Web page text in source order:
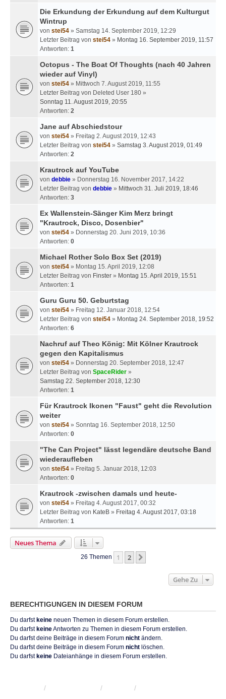
Die Erkundung der Erkundung auf dem Kulturgut
Wintrup
von stei54 » Samstag 14. September 2019, 12:29
Letzter Beitrag von stei54 » Montag 16. September 2019, 11:57
Antworten: 1
Octopus - The Boat Of Thoughts (nach 40 Jahren
wieder auf Vinyl)
von stei54 » Mittwoch 7. August 2019, 11:55
Letzter Beitrag von Deleted User 180 »
Sonntag 11. August 2019, 20:55
Antworten: 2
Jane auf Abschiedstour
von stei54 » Freitag 2. August 2019, 12:43
Letzter Beitrag von stei54 » Samstag 3. August 2019, 01:49
Antworten: 2
Krautrock auf YouTube
von debbie » Donnerstag 16. November 2017, 14:22
Letzter Beitrag von debbie » Mittwoch 31. Juli 2019, 18:46
Antworten: 3
Ex Wallenstein-Sänger Kim Merz bringt
"Krautrock, Disco, Dosenbier"
von stei54 » Donnerstag 20. Juni 2019, 10:36
Antworten: 0
Michael Rother Solo Box Set (2019)
von stei54 » Montag 15. April 2019, 12:08
Letzter Beitrag von Finster » Montag 15. April 2019, 15:51
Antworten: 1
Guru Guru 50. Geburtstag
von stei54 » Freitag 12. Januar 2018, 12:54
Letzter Beitrag von stei54 » Montag 24. September 2018, 19:52
Antworten: 6
Nachruf auf Theo König: Mit Kölner Krautrock
gegen den Kapitalismus
von stei54 » Donnerstag 20. September 2018, 12:47
Letzter Beitrag von SpaceRider »
Samstag 22. September 2018, 12:30
Antworten: 1
Für Krautrock Ikonen "Faust" geht die Revolution
weiter
von stei54 » Sonntag 16. September 2018, 12:50
Antworten: 0
"The Can Project" lässt legendäre deutsche Band
wiederaufleben
von stei54 » Freitag 5. Januar 2018, 12:03
Antworten: 0
Krautrock -zwischen damals und heute-
von stei54 » Freitag 4. August 2017, 00:32
Letzter Beitrag von KateB » Freitag 4. August 2017, 03:18
Antworten: 1
Neues Thema
26 Themen 1 2
Gehe Zu
BERECHTIGUNGEN IN DIESEM FORUM
Du darfstkeine neuen Themen in diesem Forum erstellen.
Du darfstkeineAntworten zu Themen in diesem Forum erstellen.
Du darfst deine Beiträge in diesem Forum nicht ändern.
Du darfst deine Beiträge in diesem Forum nicht löschen.
Du darfstkeine Dateianhänge in diesem Forum erstellen.